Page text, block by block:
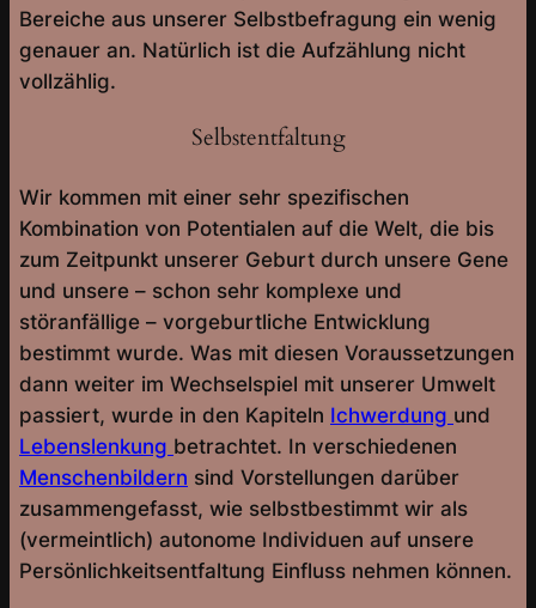
Bereiche aus unserer Selbstbefragung ein wenig
genauer an. Natürlich ist die Aufzählung nicht
vollzählig.
Selbstentfaltung
Wir kommen mit einer sehr spezifischen
Kombination von Potentialen auf die Welt, die bis
zum Zeitpunkt unserer Geburt durch unsere Gene
und unsere – schon sehr komplexe und
störanfällige – vorgeburtliche Entwicklung
bestimmt wurde. Was mit diesen Voraussetzungen
dann weiter im Wechselspiel mit unserer Umwelt
passiert, wurde in den Kapiteln Ichwerdung und
Lebenslenkung betrachtet. In verschiedenen
Menschenbildern sind Vorstellungen darüber
zusammengefasst, wie selbstbestimmt wir als
(vermeintlich) autonome Individuen auf unsere
Persönlichkeitsentfaltung Einfluss nehmen können.